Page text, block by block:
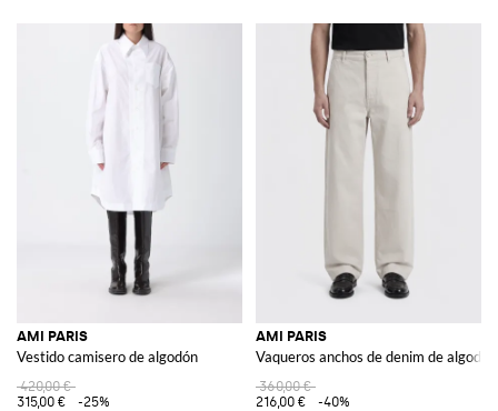
AMI PARIS
Vestido camisero de algodón
420,00 €
315,00 €
-25%
AMI PARIS
Vaqueros anchos de denim de algodón
360,00 €
216,00 €
-40%